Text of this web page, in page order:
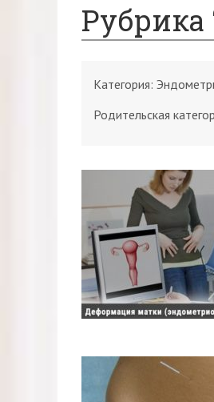
Рубрика
Категория:
Родительская